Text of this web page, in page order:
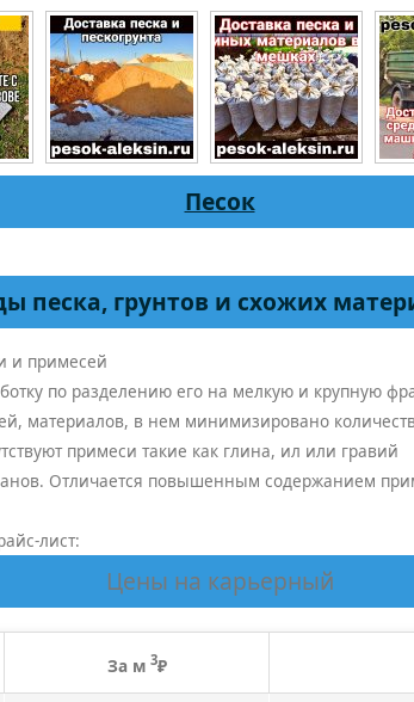
Песок
песка, грунтов и схожих
и примесей
по разделению его на мелкую и крупную
материалов, в нем минимизировано
примеси такие как глина, ил или гравий
Отличается повышенным содержанием
лист:
Цены на карьерный
За м 3₽